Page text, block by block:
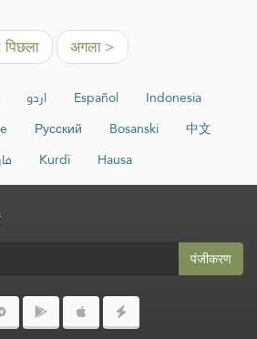
अगला >
اردو Español
Indonesia
Русский Bosanski
中文
Kurdî Hausa
पंजीकरण